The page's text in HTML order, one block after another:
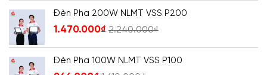
Đèn Pha 200W NLMT VSS P200
1.470.000₫ 2.240.000₫
Đèn Pha 100W NLMT VSS P100